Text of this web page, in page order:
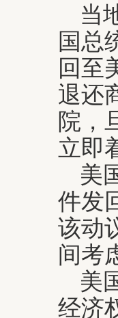
当
国总
回至
退还
院，
立即
美
件发
该动
间考
美
经济